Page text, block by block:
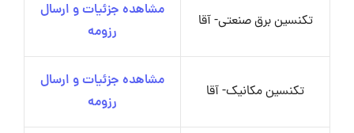
تکنسین برق صنعتی- آقا
مشاهده جزئیات و ارسال
رزومه
تکنسین مکانیک- آقا
مشاهده جزئیات و ارسال
رزومه